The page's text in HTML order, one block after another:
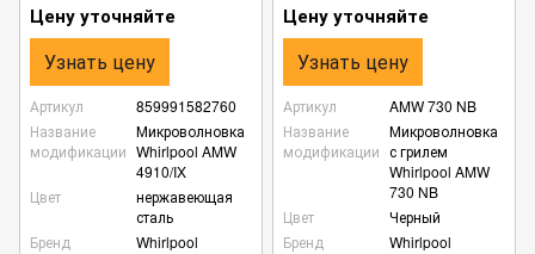
Цену уточняйте
Узнать цену
Артикул
859991582760
Название
модификации
Микроволновка
Whirlpool AMW
4910/IX
Цвет
нержавеющая
сталь
Бренд
Whirlpool
Цену уточняйте
Узнать цену
Артикул
AMW 730 NB
Название
модификации
Микроволновка
с грилем
Whirlpool AMW
730 NB
Цвет
Черный
Бренд
Whirlpool